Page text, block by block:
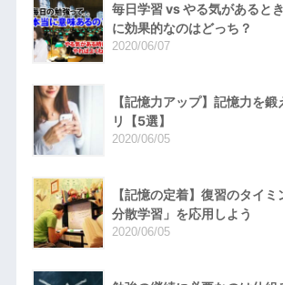
毎日学習 vs やる気があると
に効果的なのはどっち？
2020/06/07
【記憶力アップ】記憶力を
リ【5選】
2020/06/05
【記憶の定着】復習のタイ
分散学習」を応用しよう
2020/06/05